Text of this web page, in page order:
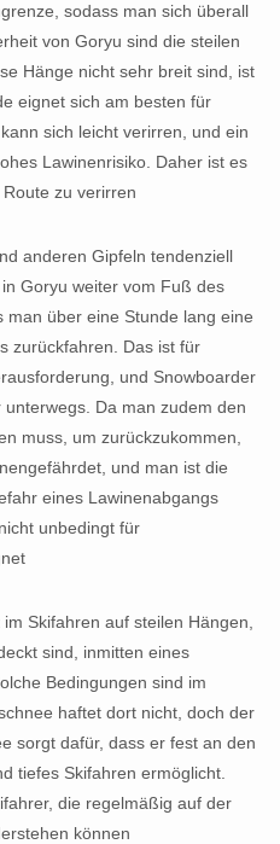
sodass man sich überall
von Goryu sind die steilen
Hänge nicht sehr breit sind, ist
eignet sich am besten für
sich leicht verirren, und ein
Lawinenrisiko. Daher ist es
zu verirren
anderen Gipfeln tendenziell
Goryu weiter vom Fuß des
man über eine Stunde lang eine
zurückfahren. Das ist für
und Snowboarder
Da man zudem den
muss, um zurückzukommen,
und man ist die
eines Lawinenabgangs
unbedingt für
Skifahren auf steilen Hängen,
sind, inmitten eines
Bedingungen sind im
haftet dort nicht, doch der
sorgt dafür, dass er fest an den
tiefes Skifahren ermöglicht.
die regelmäßig auf der
können